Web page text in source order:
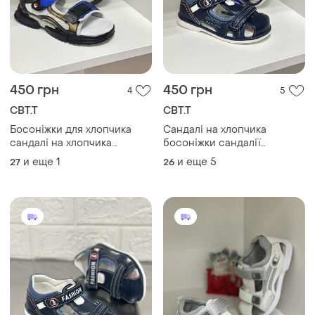
450 грн 4
СВТ.Т
Босоніжки для хлопчика
сандалі на хлопчика
сандалії для хлопчиків
дитяче взуття дитячі
27 и еще 1
450 грн 5
СВТ.Т
Сандалі на хлопчика
босоніжки сандалії
сандалики шльопанці
26 и еще 5